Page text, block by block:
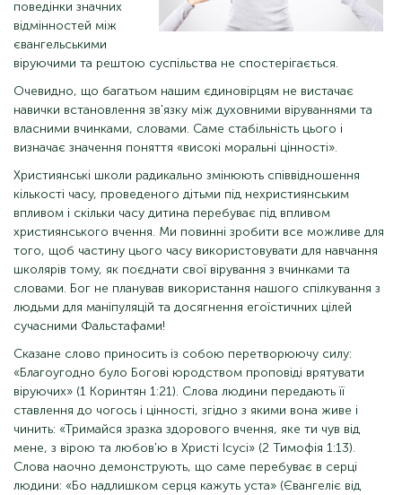
поведінки значних
відмінностей між
євангельськими
віруючими та рештою суспільства не спостерігається.
Очевидно, що багатьом нашим єдиновірцям не вистачає
навички встановлення зв'язку між духовними віруваннями та
власними вчинками, словами. Саме стабільність цього і
визначає значення поняття «високі моральні цінності».
Християнські школи радикально змінюють співвідношення
кількості часу, проведеного дітьми під нехристиянським
впливом і скільки часу дитина перебуває під впливом
християнського вчення. Ми повинні зробити все можливе для
того, щоб частину цього часу використовувати для навчання
школярів тому, як поєднати свої вірування з вчинками та
словами. Бог не планував використання нашого спілкування з
людьми для маніпуляцій та досягнення егоїстичних цілей
сучасними Фальстафами!
Сказане слово приносить із собою перетворюючу силу:
«Благоугодно було Богові юродством проповіді врятувати
віруючих» (1 Коринтян 1:21). Слова людини передають її
ставлення до чогось і цінності, згідно з якими вона живе і
чинить: «Тримайся зразка здорового вчення, яке ти чув від
мене, з вірою та любов'ю в Христі Ісусі» (2 Тимофія 1:13).
Слова наочно демонструють, що саме перебуває в серці
людини: «Бо надлишком серця кажуть уста» (Євангеліє від